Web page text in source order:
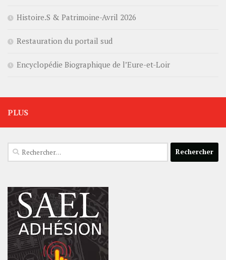
Histoire.S & Patrimoine-Avril 2026
Restauration du portail sud
Encyclopédie Biographique de l’Eure-et-Loir
PLUS
Rechercher :